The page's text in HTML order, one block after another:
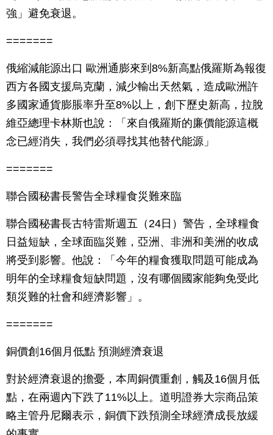
強」避免衰退。
=======
俄縮減能源出口 歐洲通膨來到8%新高點俄羅斯為報復
西方各國支援烏克蘭，減少輸出天然氣，造成歐洲許
多國家通貨膨脹率升至8%以上，創下歷史新高，拉脫
維亞總理卡林斯也說：「來自俄羅斯的廉價能源這概
念已經消失，我們必須尋找其他替代能源」
=======
聯合國秘書長警告全球糧食災難來臨
聯合國秘書長古特雷斯週五（24日）警告，全球糧食
日益短缺，全球面臨災難，亞洲、非洲和美洲的收成
將受到影響。他說：「今年的糧食獲取問題可能成為
明年的全球糧食短缺問題，沒有哪個國家能夠免受此
類災難的社會和經濟影響」。
=======
銅價創16個月低點 預測經濟衰退
對於經濟衰退的擔憂，本周銅價重創，觸及16個月低
點，在兩週內下跌了11%以上。道明證券大宗商品策
略主管丹尼爾表示，銅價下跌預測全球經濟成長放緩